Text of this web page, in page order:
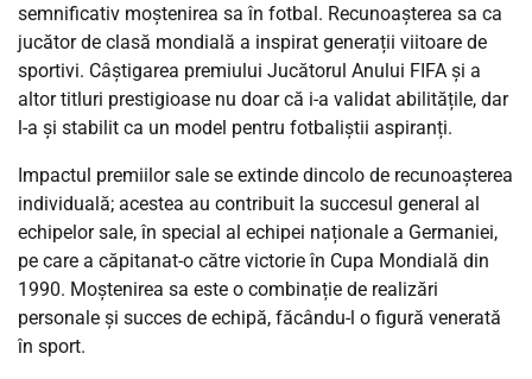
semnificativ moștenirea sa în fotbal. Recunoașterea sa ca
jucător de clasă mondială a inspirat generații viitoare de
sportivi. Câștigarea premiului Jucătorul Anului FIFA și a
altor titluri prestigioase nu doar că i-a validat abilitățile, dar
l-a și stabilit ca un model pentru fotbaliștii aspiranți.
Impactul premiilor sale se extinde dincolo de recunoașterea
individuală; acestea au contribuit la succesul general al
echipelor sale, în special al echipei naționale a Germaniei,
pe care a căpitanat-o către victorie în Cupa Mondială din
1990. Moștenirea sa este o combinație de realizări
personale și succes de echipă, făcându-l o figură venerată
în sport.